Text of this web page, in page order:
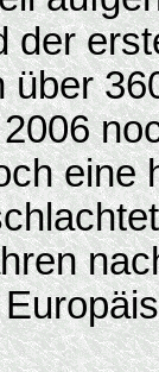
der
eine